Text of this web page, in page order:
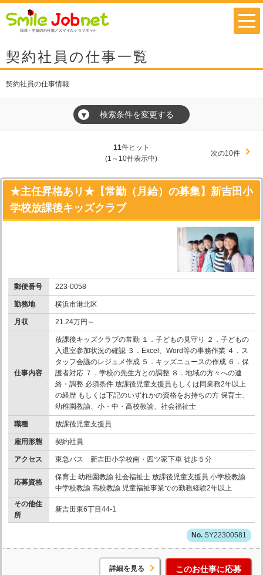
契約社員の仕事一覧
契約社員の仕事情報
▼ 検索条件を変更する
11件ヒット
(1～10件表示中)
次の10件
★主任昇格あり★【常勤（月給）の募集】新吉田小
学校放課後キッズクラブ
郵便番号 223-0058
勤務地 横浜市港北区
月収 21.24万円～
仕事内容
放課後キッズクラブの常勤 １．子どもの見守り ２．子どもの
入退室参加状況の確認 ３．Excel、Word等の事務作業 ４．ス
タッフ会議のレジュメ作成 ５．キッズニュースの作成 ６．保
護者対応 ７．学校の先生方との調整 ８．地域の方々への連
絡・調整 必須条件 放課後児童支援員もしくは同業務2年以上
の経歴 もしくは下記のいずれかの資格をお持ちの方 保育士、
幼稚園教諭、小・中・高校教諭、社会福祉士
職種 放課後児童支援員
雇用形態 契約社員
アクセス 東急バス 新吉田小学校南・四ツ家下車 徒歩５分
応募資格
保育士 幼稚園教諭 社会福祉士 放課後児童支援員 小学校教諭
中学校教諭 高校教諭 児童福祉事業での勤務経験2年以上
その他住
所
新吉田東6丁目44-1
SY22300581
詳細を見る このお仕事に応募